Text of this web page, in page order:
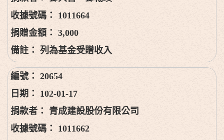
1011664
3,000
列為基金受贈收入
20654
102-01-17
青成建設股份有限公司
1011662